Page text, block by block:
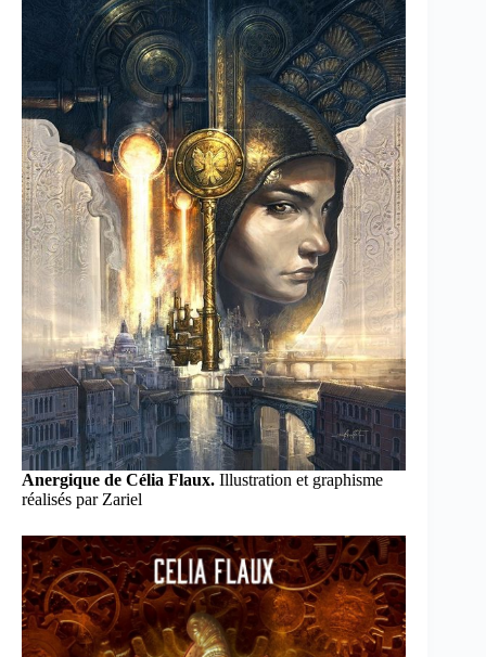
Anergique de Célia Flaux. Illustration et graphisme
réalisés par Zariel